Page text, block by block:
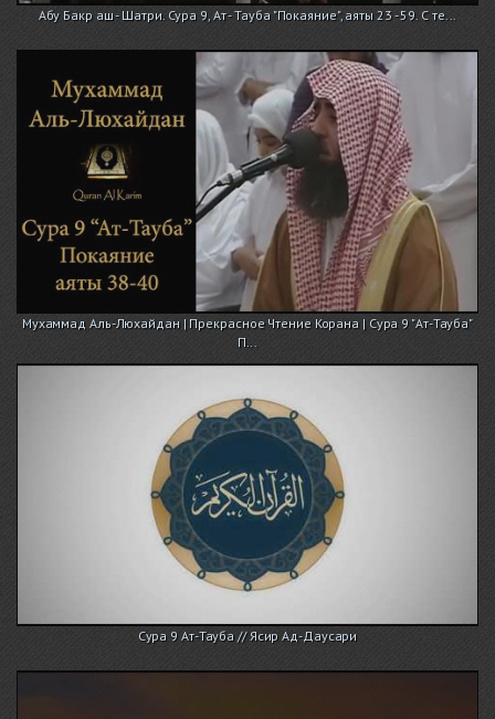
Абу Бакр аш - Шатри. Сура 9, Ат - Тауба "Покаяние", аяты 23 - 59. С те...
Мухаммад Аль-Люхайдан | Прекрасное Чтение Корана | Сура 9 "Ат-Тауба"
П...
Сура 9 Ат-Тауба // Ясир Ад-Даусари